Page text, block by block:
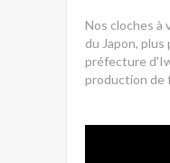
Nos cloches à
du Japon,
préfecture
production de